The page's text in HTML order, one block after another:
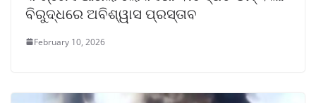
ବିରୁଦ୍ଧରେ ଅବିଶ୍ୱାସ ପ୍ରସ୍ତାବ
February 10, 2026